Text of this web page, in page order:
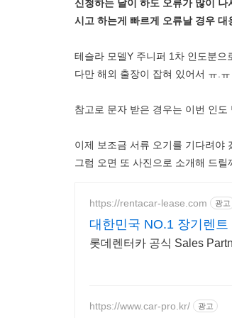
신청하는 날이 하도 오류가 많이
시고 하는게 빠르게 오류날 경우 대
테슬라 모델Y 주니퍼 1차 인도분으
다만 해외 출장이 잡혀 있어서 ㅠ.
참고로 문자 받은 경우는 이번 인
이제 보조금 서류 오기를 기다려야
그럼 오면 또 사진으로 소개해 드릴
https://rentacar-lease.com 광고
대한민국 NO.1 장기렌
롯데렌터카 공식 Sales
https://www.car-pro.kr/ 광고